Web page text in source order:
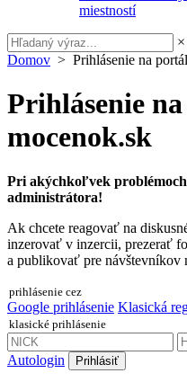
miestností
×
Domov > Prihlásenie na
Prihlásenie
mocenok.sk
Pri akýchkoľvek
administrátora!
Ak chcete reagovať na
inzerovať v inzercii, prezerať
a publikovať pre návštevníkov
prihlásenie cez
Google prihlásenie Klasická
klasické prihlásenie
Autologin Prihlásiť